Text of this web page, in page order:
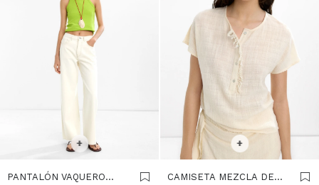
SELECCIONAR TALLE
+
PANTALÓN VAQUERO
SELECCIONAR TALLE
+
CAMISETA MEZCLA DE